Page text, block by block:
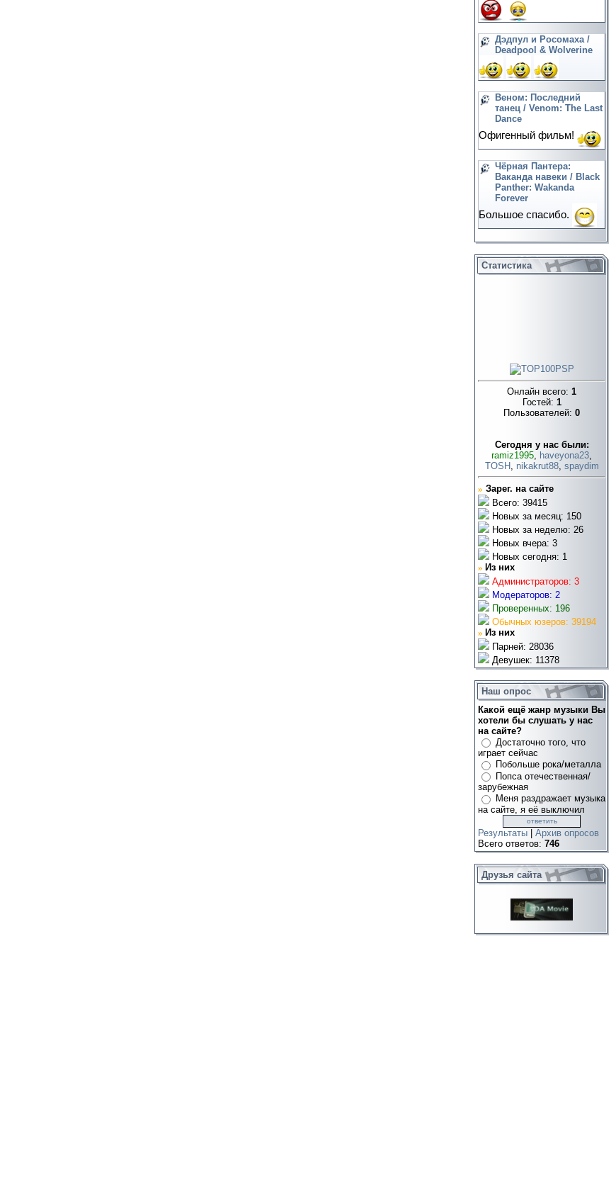
Дэдпул и Росомаха /
Deadpool & Wolverine
Веном: Последний
танец / Venom: The Last
Dance
Офигенный фильм!
Чёрная Пантера:
Ваканда навеки / Black
Panther: Wakanda
Forever
Большое спасибо.
Статистика
Онлайн всего: 1
Гостей: 1
Пользователей: 0
Cегодня у нас были:
ramiz1995, haveyona23,
TOSH , nikakrut88, spaydim
» Зарег. на сайте
Всего: 39415
Новых за месяц: 150
Новых за неделю: 26
Новых вчера: 3
Новых сегодня: 1
» Из них
Администраторов: 3
Модераторов: 2
Проверенных: 196
Обычных юзеров: 39194
» Из них
Парней: 28036
Девушек: 11378
Наш опрос
Какой ещё жанр музыки Вы
хотели бы слушать у нас
на сайте?
Достаточно того, что
играет сейчас
Побольше рока/металла
Попса отечественная/
зарубежная
Меня раздражает музыка
на сайте, я её выключил
Результаты
Архив опросов
Всего ответов: 746
Друзья сайта